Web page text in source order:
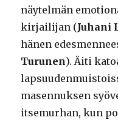
näytelmän
kirjailijan (Juhani
hänen
Turunen). Äiti
masennuksen
itsemurhan, kun